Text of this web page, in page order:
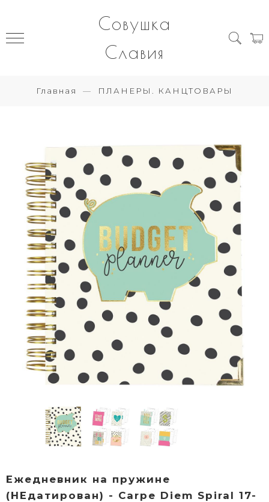
Совушка
Славия
Главная ПЛАНЕРЫ. КАНЦТОВАРЫ
Ежедневник на пружине
(НЕдатирован) - Carpe Diem Spiral 17-